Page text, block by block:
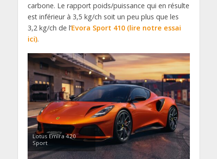
carbone. Le rapport poids/puissance qui en résulte
est inférieur à 3,5 kg/ch soit un peu plus que les
3,2 kg/ch de l’Evora Sport 410 (lire notre essai
ici).
Lotus Emira 420
Sport